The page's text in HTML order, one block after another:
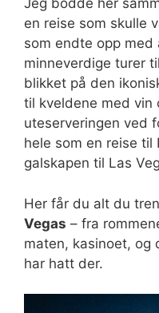
Jeg bodde her
en reise som skulle
som endte opp med
minneverdige turer til
blikket på den
til kveldene med vin
uteserveringen ved
hele som en reise til
galskapen til Las
Her får du alt du
Vegas – fra
maten, kasinoet, og
har hatt der.